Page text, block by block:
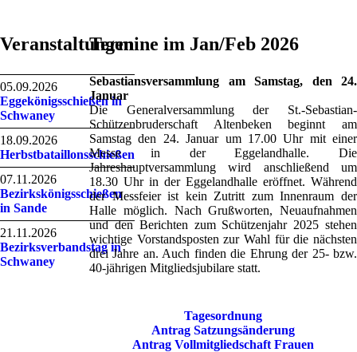
Veranstaltungen
05.09.2026
Eggekönigsschießen in
Schwaney
18.09.2026
Herbstbataillonsschießen
07.11.2026
Bezirkskönigsschießen
in Sande
21.11.2026
Bezirksverbandstag in
Schwaney
Termine im Jan/Feb 2026
Sebastiansversammlung am Samstag, den 24.
Januar
Die Generalversammlung der St.-Sebastian-
Schützenbruderschaft Altenbeken beginnt am
Samstag den 24. Januar um 17.00 Uhr mit einer
Messe in der Eggelandhalle. Die
Jahreshauptversammlung wird anschließend um
18.30 Uhr in der Eggelandhalle eröffnet. Während
der Messfeier ist kein Zutritt zum Innenraum der
Halle möglich. Nach Grußworten, Neuaufnahmen
und den Berichten zum Schützenjahr 2025 stehen
wichtige Vorstandsposten zur Wahl für die nächsten
drei Jahre an. Auch finden die Ehrung der 25- bzw.
40-jährigen Mitgliedsjubilare statt.
Tagesordnung
Antrag Satzungsänderung
Antrag Vollmitgliedschaft Frauen